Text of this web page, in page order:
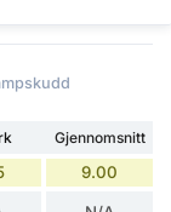
Gjennomsnitt
9.00